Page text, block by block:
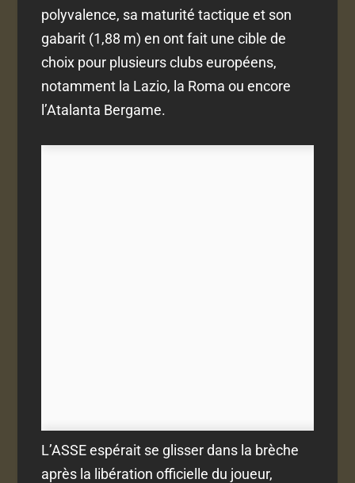
polyvalence, sa maturité tactique et son
gabarit (1,88 m) en ont fait une cible de
choix pour plusieurs clubs européens,
notamment la Lazio, la Roma ou encore
l’Atalanta Bergame.
L’ASSE espérait se glisser dans la brèche
après la libération officielle du joueur,